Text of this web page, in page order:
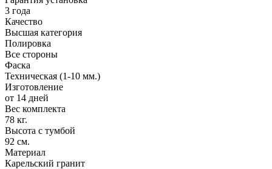
3 года
Качество
Высшая категория
Полировка
Все стороны
Фаска
Техническая (1-10 мм.)
Изготовление
от 14 дней
Вес комплекта
78 кг.
Высота с тумбой
92 см.
Материал
Карельский гранит